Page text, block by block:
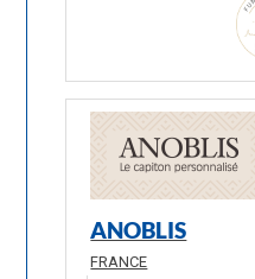
ANOBLIS
FRANCE